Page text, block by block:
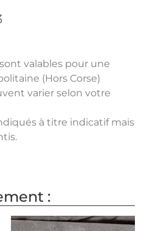
valables pour une
(Hors Corse)
varier selon votre
à titre indicatif mais
: